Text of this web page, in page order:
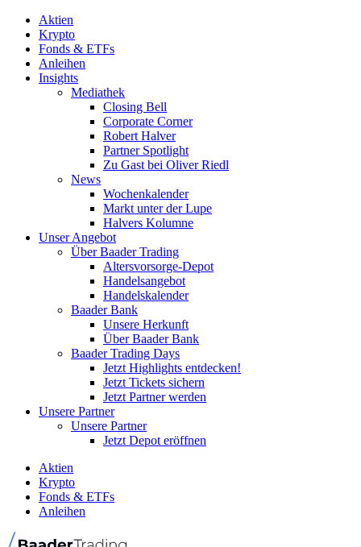
Aktien
Krypto
Fonds & ETFs
Anleihen
Insights
Mediathek
Closing Bell
Corporate Corner
Robert Halver
Partner Spotlight
Zu Gast bei Oliver Riedl
News
Wochenkalender
Markt unter der Lupe
Halvers Kolumne
Unser Angebot
Über Baader Trading
Altersvorsorge-Depot
Handelsangebot
Handelskalender
Baader Bank
Unsere Herkunft
Über Baader Bank
Baader Trading Days
Jetzt Highlights entdecken!
Jetzt Tickets sichern
Jetzt Partner werden
Unsere Partner
Unsere Partner
Jetzt Depot eröffnen
Aktien
Krypto
Fonds & ETFs
Anleihen